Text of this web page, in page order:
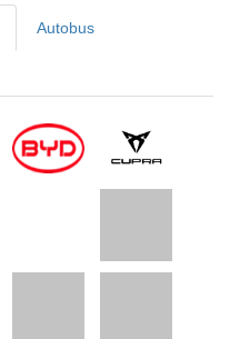
Autobus